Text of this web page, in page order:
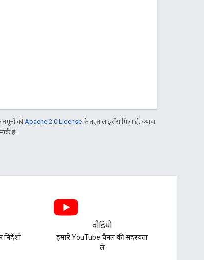
को Apache 2.0 License के तहत लाइसेंस मिला है. ज़्यादा
है.
वीडियो
हमारे YouTube चैनल की सदस्यता
लें